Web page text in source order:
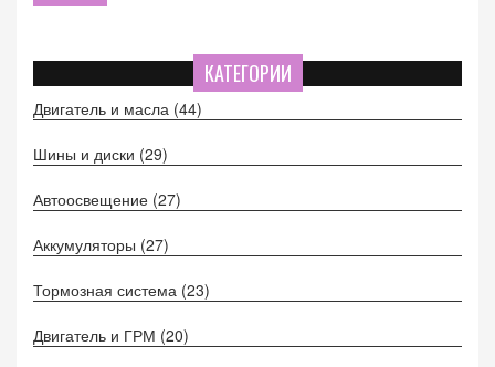
КАТЕГОРИИ
Двигатель и масла (44)
Шины и диски (29)
Автоосвещение (27)
Аккумуляторы (27)
Тормозная система (23)
Двигатель и ГРМ (20)